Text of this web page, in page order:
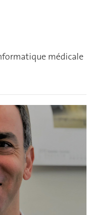
médicale